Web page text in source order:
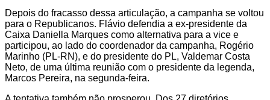
Depois do fracasso dessa articulação, a campanha se voltou
para o Republicanos. Flávio defendia a ex-presidente da
Caixa Daniella Marques como alternativa para a vice e
participou, ao lado do coordenador da campanha, Rogério
Marinho (PL-RN), e do presidente do PL, Valdemar Costa
Neto, de uma última reunião com o presidente da legenda,
Marcos Pereira, na segunda-feira.